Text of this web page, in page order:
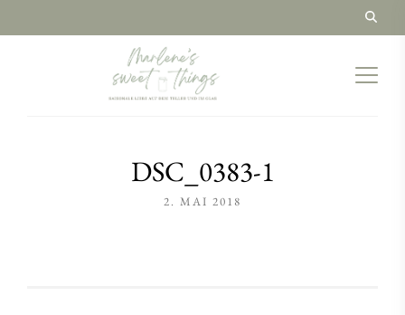
DSC_0383-1
2. MAI 2018